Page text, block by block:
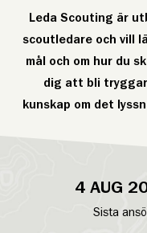
Leda Scouting är
scoutledare och vill
mål och om hur du
dig att bli
kunskap om det
4 AUG
Sista